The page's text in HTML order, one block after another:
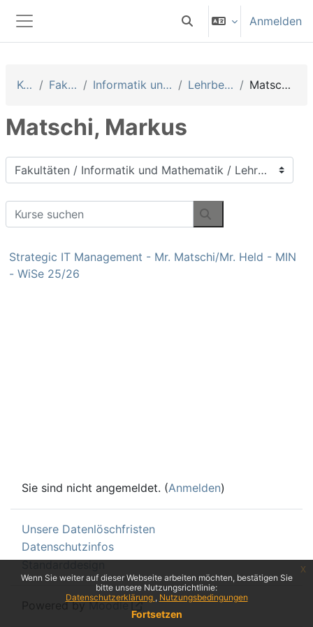
Wenn Sie weiter auf dieser Webseite arbeiten möchten, bestätigen Sie
bitte unsere Nutzungsrichtlinie:
Datenschutzerklärung
Nutzungsbedingungen
Fortsetzen
x
Website-Übersicht
Sucheingabe umschalten
Anmelden
Kurse Fakultäten Informatik und Mathematik Lehrbeauftragte Matschi, Markus
Matschi, Markus
Kursbereiche
Kurse suchen
Kurse suchen
Strategic IT Management - Mr. Matschi/Mr. Held - MIN
- WiSe 25/26
Sie sind nicht angemeldet. (Anmelden)
Unsere Datenlöschfristen
Datenschutzinfos
Standarddesign
Powered byMoodle